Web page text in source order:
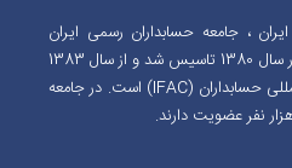
، جامعه حسابداران رسمی ایران
است. جامعه حسابداران رسمی ایران در سال 1380 تاسیس شد و از سال 1383
تاکنون، عضو پیوسته فدراسیون بین المللی حسابداران (IFAC) است. در جامعه
نفر عضویت دارند.